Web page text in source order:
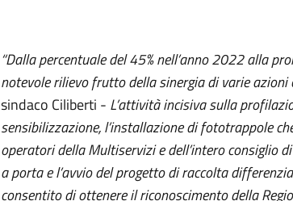
“Dalla percentuale del 45% nell’anno 2022 alla
notevole rilievo frutto della sinergia di varie
sindaco Ciliberti - L’attività incisiva sulla
sensibilizzazione, l’installazione di fototrappole
operatori della Multiservizi e dell’intero consiglio
a porta e l’avvio del progetto di raccolta
consentito di ottenere il riconoscimento della